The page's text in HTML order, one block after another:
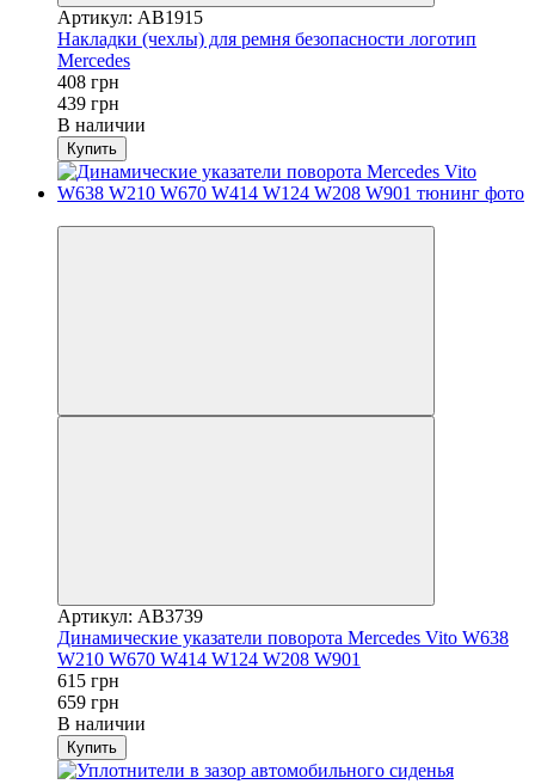
Артикул: AB1915
Накладки (чехлы) для ремня безопасности логотип
Mercedes
408 грн
439 грн
В наличии
Купить
Артикул: AB3739
Динамические указатели поворота Mercedes Vito W638
W210 W670 W414 W124 W208 W901
615 грн
659 грн
В наличии
Купить